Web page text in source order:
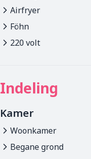
Airfryer
Föhn
220 volt
Indeling
Kamer
Woonkamer
Begane grond